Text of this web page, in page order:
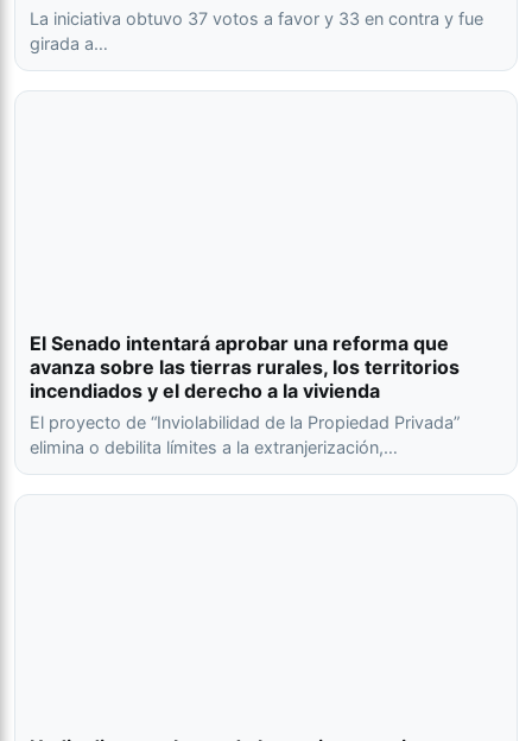
La iniciativa obtuvo 37 votos a favor y 33 en contra y fue
girada a…
El Senado intentará aprobar una reforma que
avanza sobre las tierras rurales, los territorios
incendiados y el derecho a la vivienda
El proyecto de “Inviolabilidad de la Propiedad Privada”
elimina o debilita límites a la extranjerización,…